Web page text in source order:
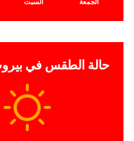
الجمعة السبت
حالة الطقس في